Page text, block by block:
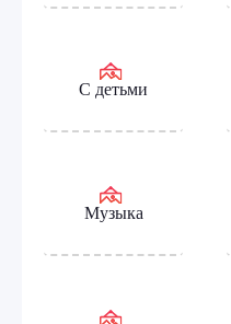
С детьми
Музыка